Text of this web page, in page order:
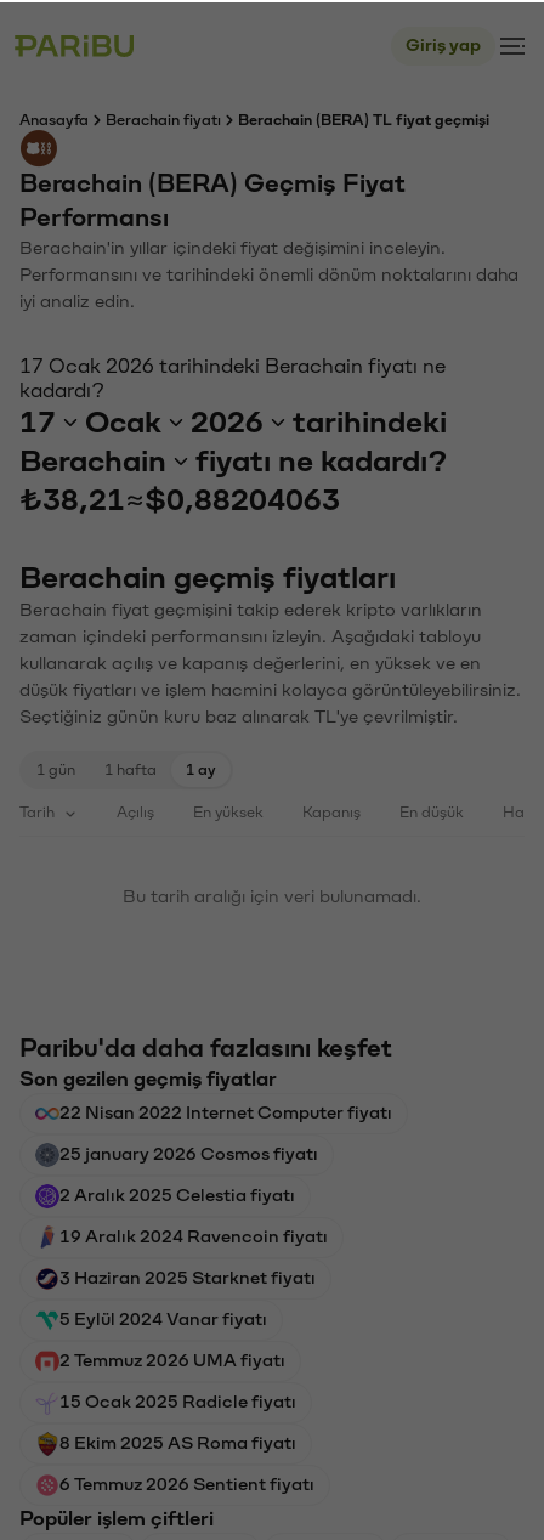
Giriş yap
Anasayfa Berachain fiyatı Berachain (BERA) TL fiyat geçmişi
Berachain (BERA) Geçmiş Fiyat
Performansı
Berachain'in yıllar içindeki fiyat değişimini inceleyin.
Performansını ve tarihindeki önemli dönüm noktalarını daha
iyi analiz edin.
17 Ocak 2026 tarihindeki Berachain fiyatı ne
kadardı?
17 Ocak 2026
tarihindeki
Berachain
fiyatı ne kadardı?
₺38,21 ≈$0,88204063
Berachain geçmiş fiyatları
Berachain fiyat geçmişini takip ederek kripto varlıkların
zaman içindeki performansını izleyin. Aşağıdaki tabloyu
kullanarak açılış ve kapanış değerlerini, en yüksek ve en
düşük fiyatları ve işlem hacmini kolayca görüntüleyebilirsiniz.
Seçtiğiniz günün kuru baz alınarak TL'ye çevrilmiştir.
1 gün 1 hafta 1 ay
Tarih Açılış En yüksek Kapanış En düşük
Bu tarih aralığı için veri bulunamadı.
Paribu'da daha fazlasını keşfet
Son gezilen geçmiş fiyatlar
22 Nisan 2022 Internet Computer fiyatı
25 january 2026 Cosmos fiyatı
2 Aralık 2025 Celestia fiyatı
19 Aralık 2024 Ravencoin fiyatı
3 Haziran 2025 Starknet fiyatı
5 Eylül 2024 Vanar fiyatı
2 Temmuz 2026 UMA fiyatı
15 Ocak 2025 Radicle fiyatı
8 Ekim 2025 AS Roma fiyatı
6 Temmuz 2026 Sentient fiyatı
Popüler işlem çiftleri